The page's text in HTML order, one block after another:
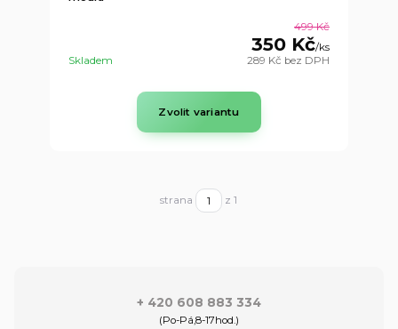
499 Kč
350 Kč/ks
289 Kč bez DPH
Skladem
Zvolit variantu
strana z 1
+ 420 608 883 334
(Po-Pá,8-17hod.)